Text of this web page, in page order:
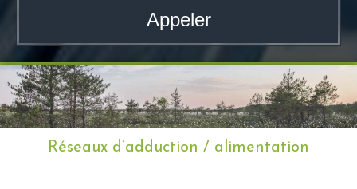
Appeler
Réseaux d’adduction / alimentation